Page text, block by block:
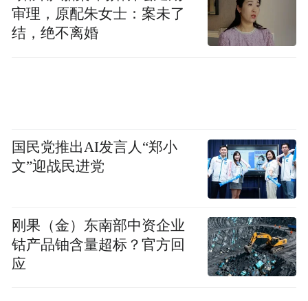
审理，原配朱女士：案未了
结，绝不离婚
国民党推出AI发言人“郑小
文”迎战民进党
刚果（金）东南部中资企业
钴产品铀含量超标？官方回
应